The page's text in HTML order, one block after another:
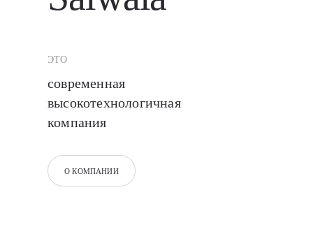
ЭТО
современная
высокотехнологичная
компания
О КОМПАНИИ